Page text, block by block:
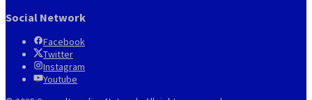
Social Network
Facebook
Twitter
Instagram
Youtube